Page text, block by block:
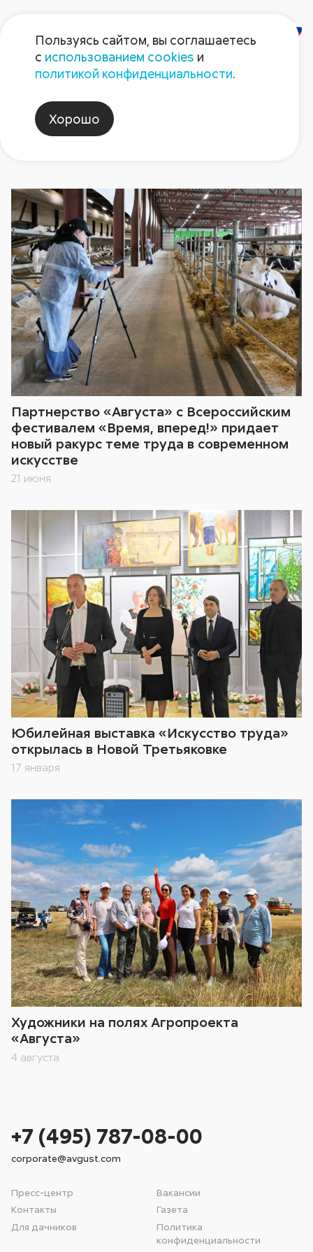
Новости
время_вперед
Партнерство «Августа» с Всероссийским
фестивалем «Время, вперед!» придает
новый ракурс теме труда в современном
искусстве
21 июня
Юбилейная выставка «Искусство труда»
открылась в Новой Третьяковке
17 января
Художники на полях Агропроекта
«Августа»
4 августа
Пресс-центр
Вакансии
Контакты
Газета
Для дачников
Политика
конфиденциальности
+7 (495) 787-08-00
corporate@avgust.com
Пользуясь сайтом, вы соглашаетесь
с использованием cookies и
политикой конфиденциальности.
Хорошо